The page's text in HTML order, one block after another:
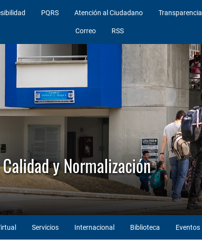
PQRS Atención al Ciudadano Transparencia
Correo RSS
y Normalización
Servicios Internacional Biblioteca Eventos